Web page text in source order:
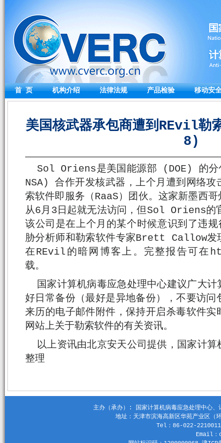
首 页 机构介绍 法律法规 产品检验 移动安
美国核武器承包商遭到REvil
8)
Sol Oriens是美国能源部 (DOE) 的分
NSA) 合作开发核武器，上个月遭到网络
索软件即服务（RaaS）团伙。这家新墨西
从6月3日起就无法访问，但Sol Oriens的
该公司是在上个月的某个时候意识到了违
胁分析师和勒索软件专家Brett Callow
在REvil的暗网博客上。完整报告可
载。
国家计算机病毒应急处理中心建议广大
好日常备份（最好是异地备份），不要访
来历的电子邮件附件，保持开启杀毒软件
网站上关于勒索软件的有关资讯。
以上资讯由北京安天公司提供，国家计
整理
主办（承办）: 国家计算机病毒应急处理中心
地址：天津市滨海高新区华苑产业区
Tel：86-022-
Email